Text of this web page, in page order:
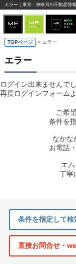
エラー｜東京・神奈川の不動産情
TOPページ > エラー
エラー
ログイン出来ませんでし
再度ログインフォーム
ご希
条件を
なかな
お電話
エ
丁寧
条件を指定して検
直接お問合せ・